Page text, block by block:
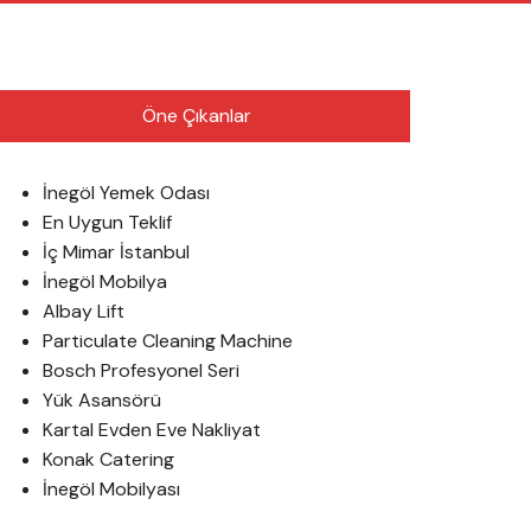
Öne Çıkanlar
İnegöl Yemek Odası
En Uygun Teklif
İç Mimar İstanbul
İnegöl Mobilya
Albay Lift
Particulate Cleaning Machine
Bosch Profesyonel Seri
Yük Asansörü
Kartal Evden Eve Nakliyat
Konak Catering
İnegöl Mobilyası